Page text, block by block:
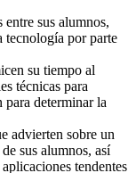
sus alumnos,
tecnología por parte
su tiempo al
técnicas para
determinar la
advierten sobre un
sus alumnos, así
tendentes